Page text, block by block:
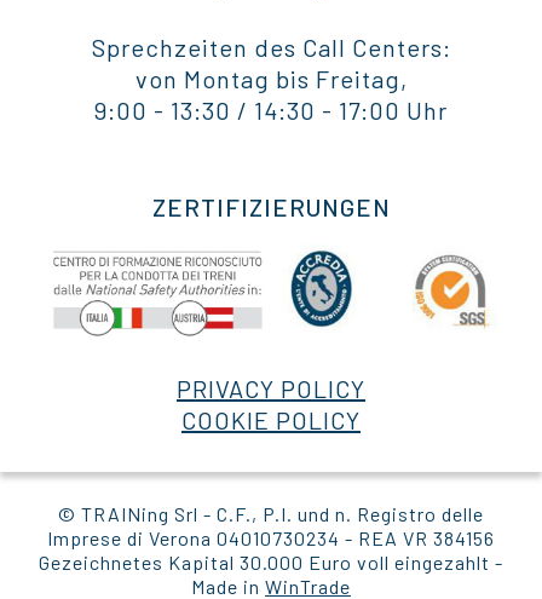
Sprechzeiten des Call Centers:
von Montag bis Freitag,
9:00 - 13:30 / 14:30 - 17:00 Uhr
ZERTIFIZIERUNGEN
PRIVACY POLICY
COOKIE POLICY
© TRAINing Srl - C.F., P.I. und n. Registro delle
Imprese di Verona 04010730234 - REA VR 384156
Gezeichnetes Kapital 30.000 Euro voll eingezahlt -
Made in WinTrade